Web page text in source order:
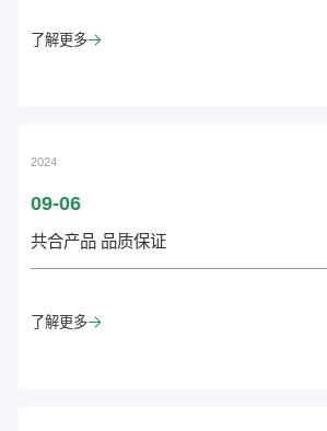
了解更多
2024
09-06
共合产品 品质保证
了解更多